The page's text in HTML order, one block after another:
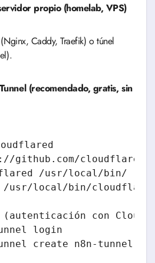
propio (homelab, VPS)
Caddy, Traefik) o túnel
(recomendado, gratis, sin
cloudflare/
/usr/local/bin/
/usr/local/bin/
con
login
create n8n-tunnel